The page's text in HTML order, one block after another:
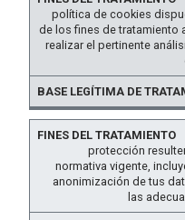
política de cookies
de los fines de tratamiento
realizar el pertinente
protección
normativa vigente,
anonimización de tus
las